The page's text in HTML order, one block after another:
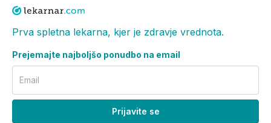
Prva spletna lekarna, kjer je zdravje vrednota.
Prejemajte najboljšo ponudbo na email
Email
Prijavite se